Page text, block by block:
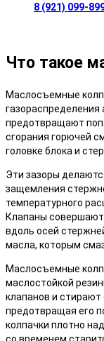
8 (921) 099-
Что такое
Маслосъемные
предотвращают
сгорания горючей
головке блока и
Эти зазоры
защемления
температурного
Клапаны
вдоль осей
масла, которым
Маслосъемные
маслостойкой
клапанов и
предотвращая его
колпачки плотно